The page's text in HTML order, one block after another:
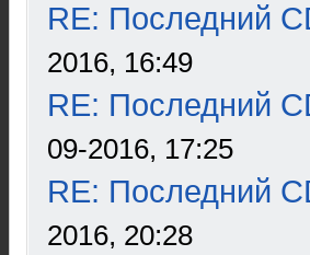
RE: Последний
2016, 16:49
RE: Последний
09-2016, 17:25
RE: Последний
2016, 20:28